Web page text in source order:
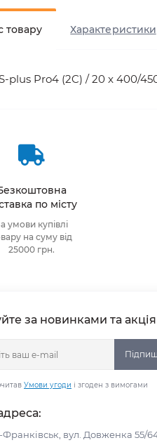
товару Характеристики
plus Pro4 (2C) / 20 x 400/
по місту
умови купівлі
на суму від
25000 грн.
за новинками та
Умови угоди і згоден з вимогами
Франківськ, вул. Довженка 55/